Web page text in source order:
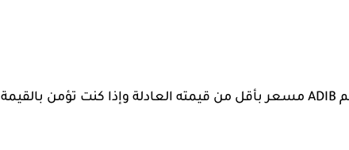
في زيادة رأس المال، خاصة إذا كنت تعتقد أن سهم ADIB مسعر بأقل من قيمته العادلة وإذا كنت تؤمن بالقيمة